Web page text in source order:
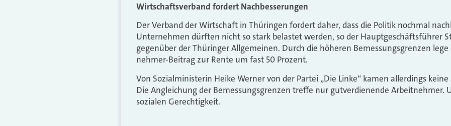
Wirtschaftsverband fordert Nachbesserungen
Der Verband der Wirtschaft in Thüringen fordert daher, dass die Politik nochmal
Unternehmen dürften nicht so stark belastet werden, so der Hauptgeschäftsführer
gegenüber der Thüringer Allgemeinen. Durch die höheren Bemessungsgrenzen
nehmer-Beitrag zur Rente um fast 50 Prozent.
Von Sozialministerin Heike Werner von der Partei „Die Linke“ kamen allerdings
Die Angleichung der Bemessungsgrenzen treffe nur gutverdienende Arbeitnehmer.
sozialen Gerechtigkeit.